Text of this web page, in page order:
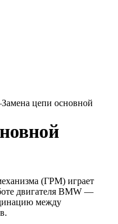
Замена цепи основной
(ГРМ) играет
двигателя BMW —
между